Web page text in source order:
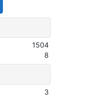
1504
8
3